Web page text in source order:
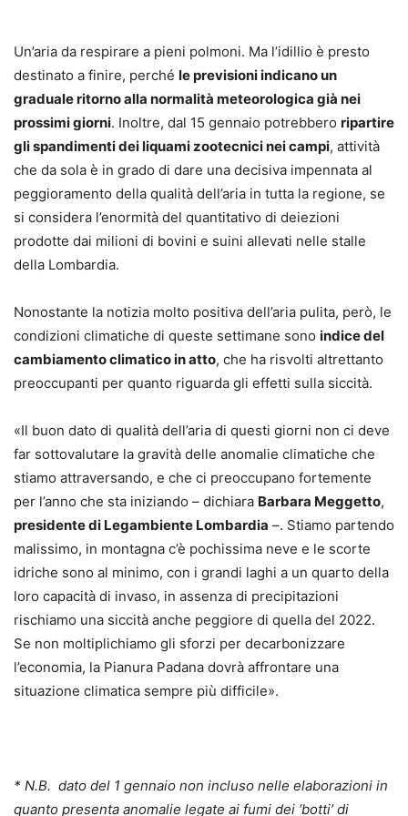
Un’aria da respirare a pieni polmoni. Ma l’idillio è presto
destinato a finire, perché le previsioni indicano un
graduale ritorno alla normalità meteorologica già nei
prossimi giorni. Inoltre, dal 15 gennaio potrebbero ripartire
gli spandimenti dei liquami zootecnici nei campi, attività
che da sola è in grado di dare una decisiva impennata al
peggioramento della qualità dell’aria in tutta la regione, se
si considera l’enormità del quantitativo di deiezioni
prodotte dai milioni di bovini e suini allevati nelle stalle
della Lombardia.
Nonostante la notizia molto positiva dell’aria pulita, però, le
condizioni climatiche di queste settimane sono indice del
cambiamento climatico in atto, che ha risvolti altrettanto
preoccupanti per quanto riguarda gli effetti sulla siccità.
«Il buon dato di qualità dell’aria di questi giorni non ci deve
far sottovalutare la gravità delle anomalie climatiche che
stiamo attraversando, e che ci preoccupano fortemente
per l’anno che sta iniziando – dichiara Barbara Meggetto,
presidente di Legambiente Lombardia –. Stiamo partendo
malissimo, in montagna c’è pochissima neve e le scorte
idriche sono al minimo, con i grandi laghi a un quarto della
loro capacità di invaso, in assenza di precipitazioni
rischiamo una siccità anche peggiore di quella del 2022.
Se non moltiplichiamo gli sforzi per decarbonizzare
l’economia, la Pianura Padana dovrà affrontare una
situazione climatica sempre più difficile».
* N.B. dato del 1 gennaio non incluso nelle elaborazioni in
quanto presenta anomalie legate ai fumi dei ‘botti’ di